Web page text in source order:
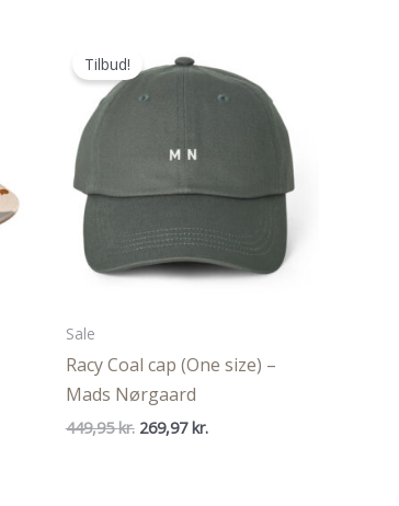
Tilbud!
Sale
Racy Coal cap (One size) –
Mads Nørgaard
449,95kr. Den
269,97kr.Den